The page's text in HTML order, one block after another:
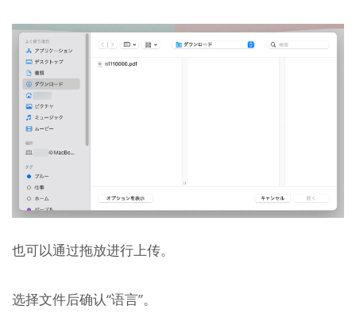
也可以通过拖放进行上传。
选择文件后确认“语言”。